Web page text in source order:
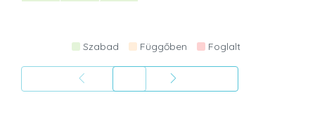
Szabad Függőben Foglalt